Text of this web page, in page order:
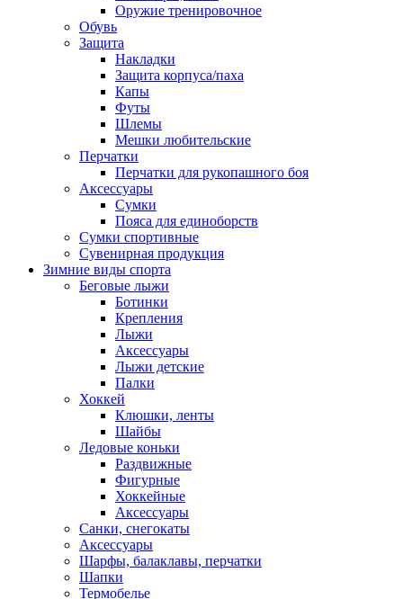
Оружие тренировочное
Обувь
Защита
Накладки
Защита корпуса/паха
Капы
Футы
Шлемы
Мешки любительские
Перчатки
Перчатки для рукопашного боя
Аксессуары
Сумки
Пояса для единоборств
Сумки спортивные
Сувенирная продукция
Зимние виды спорта
Беговые лыжи
Ботинки
Крепления
Лыжи
Аксессуары
Лыжи детские
Палки
Хоккей
Клюшки, ленты
Шайбы
Ледовые коньки
Раздвижные
Фигурные
Хоккейные
Аксессуары
Санки, снегокаты
Аксессуары
Шарфы, балаклавы, перчатки
Шапки
Термобелье